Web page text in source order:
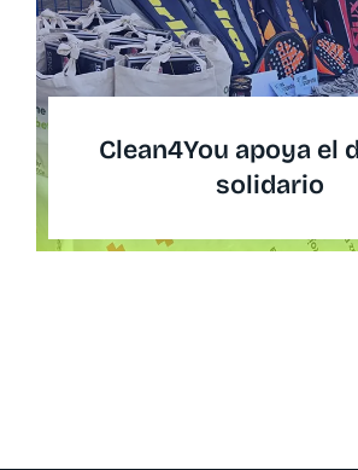
Clean4You apoya el
solidario